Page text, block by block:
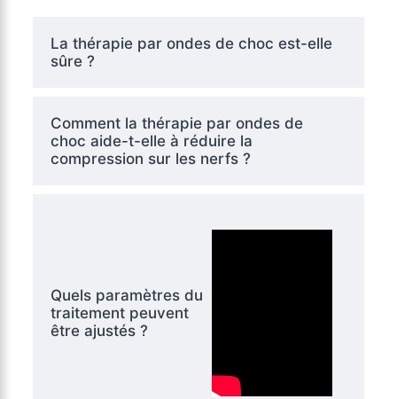
La thérapie par ondes de choc est-elle
sûre ?
Comment la thérapie par ondes de
choc aide-t-elle à réduire la
compression sur les nerfs ?
Quels paramètres du
traitement peuvent
être ajustés ?